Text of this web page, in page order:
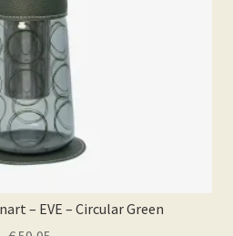
– EVE – Circular Green